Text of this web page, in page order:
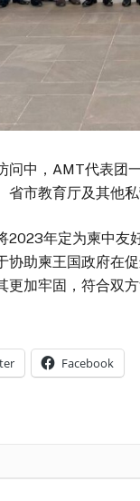
问中，AMT代表团
省市教育厅及其他
2023年定为柬中友
协助柬王国政府在
更加牢固，符合双
Facebook